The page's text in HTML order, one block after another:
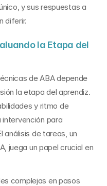
y sus respuestas a
diferir.
la Etapa del
de ABA depende
la etapa del aprendiz.
y ritmo de
para
análisis de tareas, un
juega un papel crucial en
complejas en pasos